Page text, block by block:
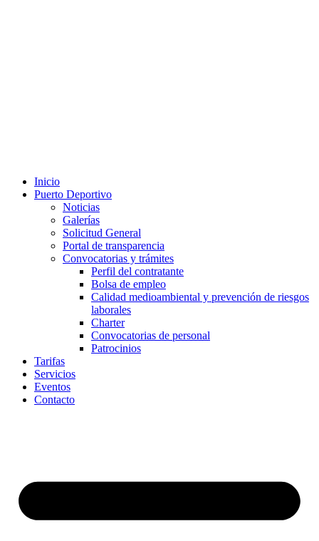
Inicio
Puerto Deportivo
Noticias
Galerías
Solicitud General
Portal de transparencia
Convocatorias y trámites
Perfil del contratante
Bolsa de empleo
Calidad medioambiental y prevención de riesgos
laborales
Charter
Convocatorias de personal
Patrocinios
Tarifas
Servicios
Eventos
Contacto